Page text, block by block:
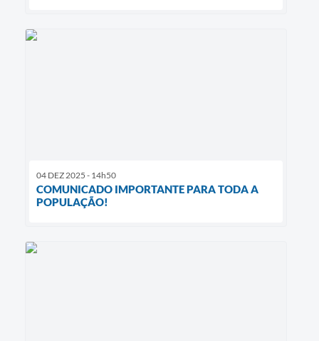
04 DEZ 2025 - 14h50
COMUNICADO IMPORTANTE PARA TODA A
POPULAÇÃO!